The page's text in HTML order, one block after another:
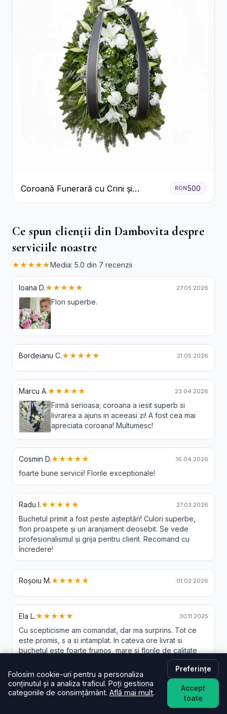
Coroană Funerară cu Crini și
Garoafe Albe
RON 500
Ce spun clienții din Dambovita despre
serviciile noastre
★★★★★ Media: 5.0 din 7 recenzii
Ioana D.★★★★★ 27.05.2026
Flori superbe.
Bordeianu C.★★★★★ 21.05.2026
Marcu A.★★★★★ 23.04.2026
Firmă serioasa; coroana a iesit superb si
livrarea a ajuns in aceeasi zi! A fost cea mai
apreciata coroana! Multumesc!
Cosmin D.★★★★★ 16.04.2026
foarte bune servicii! Florile exceptionale!
Radu I.★★★★★ 27.03.2026
Buchetul primit a fost peste așteptări! Culori superbe,
flori proaspete și un aranjament deosebit. Se vede
profesionalismul și grija pentru client. Recomand cu
încredere!
Roșoiu M.★★★★★ 01.02.2026
Ela L.★★★★★ 30.11.2025
Cu scepticisme am comandat, dar ma surprins. Tot ce
este promis, s a si intamplat. In cateva ore livrat si
buchetul este foarte frumos, mare si florile de calitate
Livrare Flori Boteni - Intrebari Frecvente
Folosim cookie-uri pentru a personaliza
conținutul și a analiza traficul. Poți gestiona
categoriile de consimțământ. Află mai mult.
Preferințe
Accept
toate